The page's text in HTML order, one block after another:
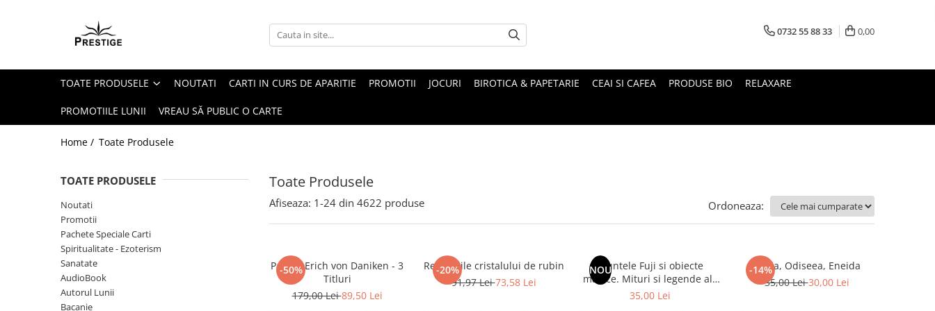
Toate Produsele
Pachete Speciale Carti
Spiritualitate - Ezoterism
AngelConnection
Chiromantie
Dezvoltare Spirituala
KidConnection
Minte Corp
New Illuminati Files
0732 55 88 33 0,00
TOATE PRODUSELE NOUTATI CARTI IN CURS DE APARITIE PROMOTII JOCURI BIROTICA & PAPETARIE CEAI SI CAFEA PRODUSE BIO RELAXARE
PROMOTIILE LUNII VREAU SĂ PUBLIC O CARTE
Home / Toate Produsele
Toate Produsele
TOATE PRODUSELE
Noutati
Promotii
Pachete Speciale Carti
Spiritualitate - Ezoterism
Sanatate
AudioBook
Autorul Lunii
Bacanie
Afiseaza: 1-24 din 4622 produse Ordoneaza:
-50%
Pachet Erich von Daniken - 3
Titluri
179,00 Lei89,50 Lei
-20%
Revelatiile cristalului de rubin
91,97 Lei73,58 Lei
NOU
Muntele Fuji si obiecte
magice. Mituri si legende ale
Japoniei
35,00 Lei
-14%
Iliada, Odiseea, Eneida
35,00 Lei30,00 Lei